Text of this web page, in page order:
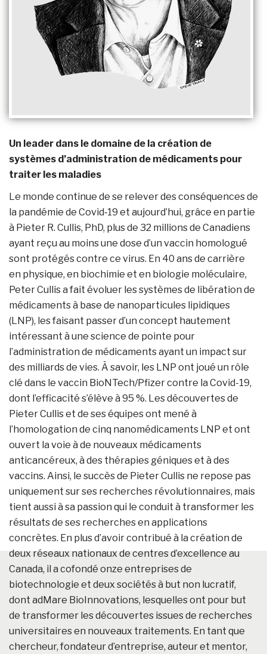
Un leader dans le domaine de la création de
systèmes d’administration de médicaments pour
traiter les maladies
Le monde continue de se relever des conséquences de
la pandémie de Covid‑19 et aujourd’hui, grâce en partie
à Pieter R. Cullis, PhD, plus de 32 millions de Canadiens
ayant reçu au moins une dose d’un vaccin homologué
sont protégés contre ce virus. En 40 ans de carrière
en physique, en biochimie et en biologie moléculaire,
Peter Cullis a fait évoluer les systèmes de libération de
médicaments à base de nanoparticules lipidiques
(LNP), les faisant passer d’un concept hautement
intéressant à une science de pointe pour
l’administration de médicaments ayant un impact sur
des milliards de vies. À savoir, les LNP ont joué un rôle
clé dans le vaccin BioNTech/Pfizer contre la Covid-19,
dont l’efficacité s’élève à 95 %. Les découvertes de
Pieter Cullis et de ses équipes ont mené à
l’homologation de cinq nanomédicaments LNP et ont
ouvert la voie à de nouveaux médicaments
anticancéreux, à des thérapies géniques et à des
vaccins. Ainsi, le succès de Pieter Cullis ne repose pas
uniquement sur ses recherches révolutionnaires, mais
tient aussi à sa passion qui le conduit à transformer les
résultats de ses recherches en applications
concrètes. En plus d’avoir contribué à la création de
deux réseaux nationaux de centres d’excellence au
Canada, il a cofondé onze entreprises de
biotechnologie et deux sociétés à but non lucratif,
dont adMare BioInnovations, lesquelles ont pour but
de transformer les découvertes issues de recherches
universitaires en nouveaux traitements. En tant que
chercheur, fondateur d’entreprise, auteur et mentor,